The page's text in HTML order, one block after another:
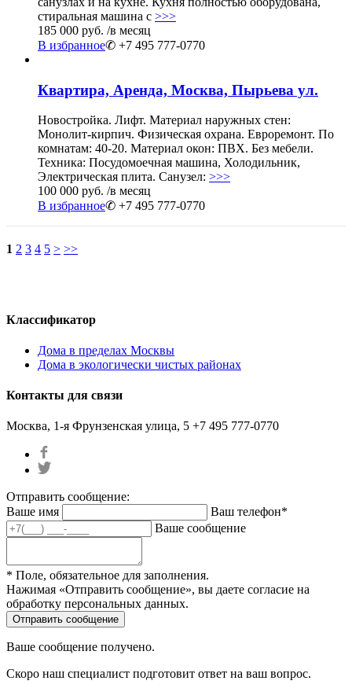
стиральная машина с >>>
185 000 руб. /в месяц
В избранное✆ +7 495 777-0770
Квартира, Аренда, Москва, Пырьева ул.
Новостройка. Лифт. Материал наружных стен:
Монолит-кирпич. Физическая охрана. Евроремонт. По
комнатам: 40-20. Материал окон: ПВХ. Без мебели.
Техника: Посудомоечная машина, Холодильник,
Электрическая плита. Санузел: >>>
100 000 руб. /в месяц
В избранное✆ +7 495 777-0770
1 2 3 4 5 > >>
Классификатор
Дома в пределах Москвы
Дома в экологически чистых районах
Контакты для связи
Москва, 1-я Фрунзенская улица, 5 +7 495 777-0770
Отправить сообщение:
Ваше имя
Ваш телефон*
Ваше сообщение
* Поле, обязательное для заполнения.
Нажимая «Отправить сообщение», вы даете согласие на
обработку персональных данных.
Ваше сообщение получено.
Скоро наш специалист подготовит ответ на ваш вопрос.